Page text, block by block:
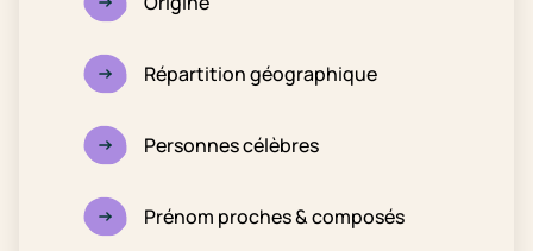
Répartition géographique
Personnes célèbres
Prénom proches & composés